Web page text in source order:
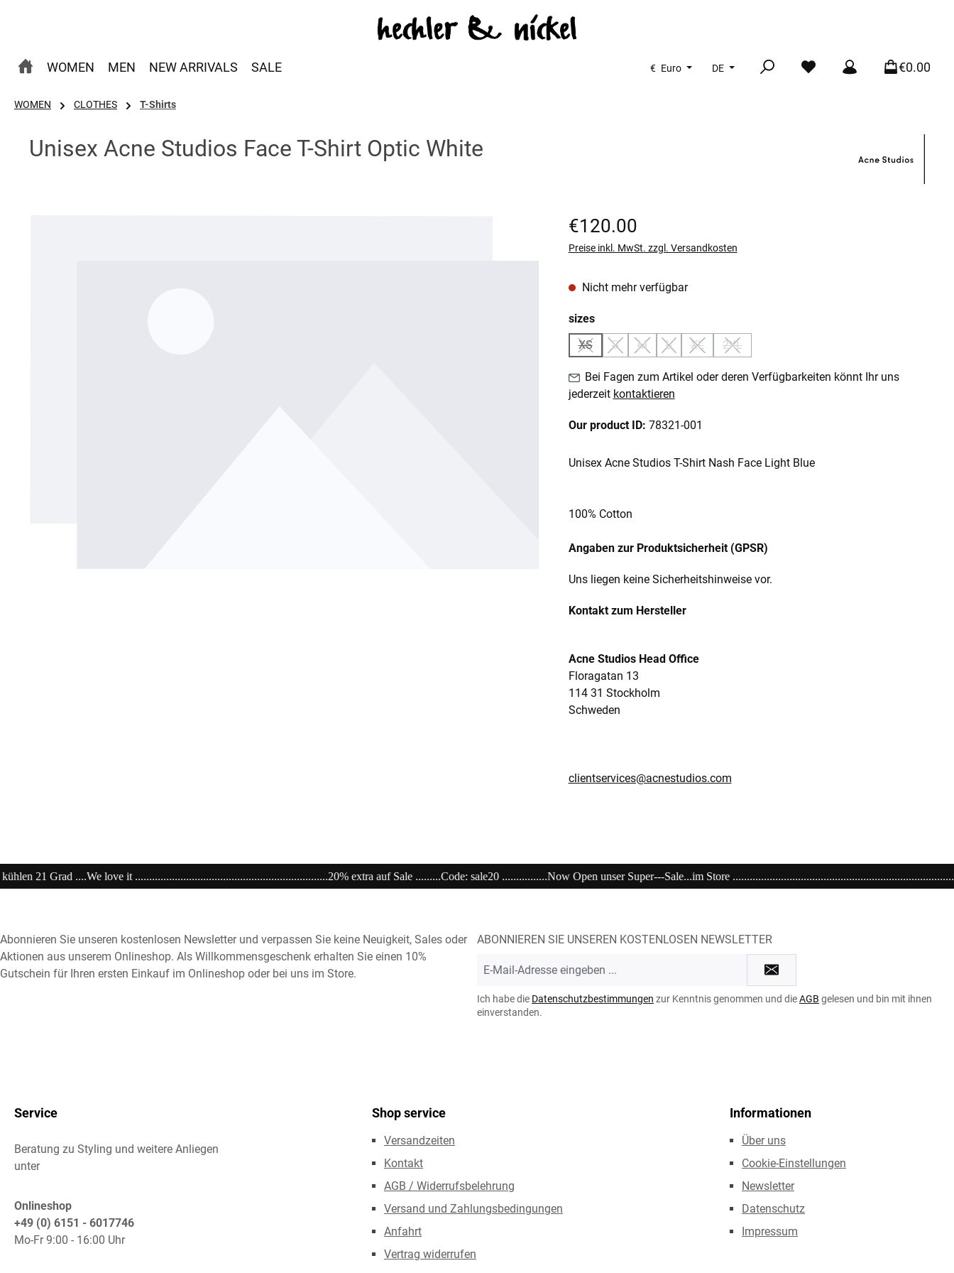
WOMEN MEN NEW ARRIVALS SALE € Euro DE €0.00
WOMEN CLOTHES T-Shirts
Unisex Acne Studios Face T-Shirt Optic White
Regulärer Preis:
€120.00
Preise inkl. MwSt. zzgl. Versandkosten
Nicht mehr verfügbar
sizesauswählen
XS
(Diese Option ist zurzeit nicht verfügbar.)
S
(Diese Option ist zurzeit nicht verfügbar.)
M
(Diese Option ist zurzeit nicht verfügbar.)
L
(Diese Option ist zurzeit nicht verfügbar.)
XL
(Diese Option ist zurzeit nicht verfügbar.)
2XL
(Diese Option ist zurzeit nicht verfügbar.)
Bei Fagen zum Artikel oder deren Verfügbarkeiten könnt Ihr uns
jederzeit kontaktieren
Our product ID: 78321-001
Unisex Acne Studios T-Shirt Nash Face Light Blue
100% Cotton
Angaben zur Produktsicherheit (GPSR)
Uns liegen keine Sicherheitshinweise vor.
Kontakt zum Hersteller
Acne Studios Head Office
Floragatan 13
114 31 Stockholm
Schweden
clientservices@acnestudios.com
....................................................................20% extra auf Sale .........Code: sale20 ................Now Open unser Super---Sale...im Store
Abonnieren Sie unseren kostenlosen Newsletter und verpassen Sie keine Neuigkeit, Sales oder
Aktionen aus unserem Onlineshop. Als Willkommensgeschenk erhalten Sie einen 10%
Gutschein für Ihren ersten Einkauf im Onlineshop oder bei uns im Store.
ABONNIEREN SIE UNSEREN KOSTENLOSEN NEWSLETTER
Mail-
*
Ich habe die Datenschutzbestimmungen zur Kenntnis genommen und dieAGB gelesen und bin mit ihnen
einverstanden.
Service
Beratung zu Styling und weitere Anliegen
unter
Onlineshop
+49 (0) 6151 - 6017746
Mo-Fr 9:00 - 16:00 Uhr
Shop service
Versandzeiten
Kontakt
AGB / Widerrufsbelehrung
Versand und Zahlungsbedingungen
Anfahrt
Vertrag widerrufen
Informationen
Über uns
Cookie-Einstellungen
Newsletter
Datenschutz
Impressum